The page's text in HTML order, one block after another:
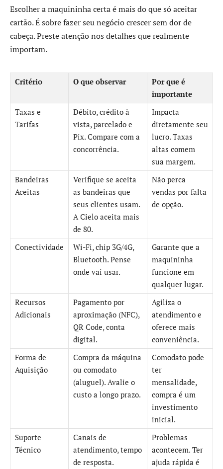
Escolher a maquininha certa é mais do que só aceitar
cartão. É sobre fazer seu negócio crescer sem dor de
cabeça. Preste atenção nos detalhes que realmente
importam.
Critério O que observar
Por que é
importante
Taxas e
Tarifas
Débito, crédito à
vista, parcelado e
Pix. Compare com a
concorrência.
Impacta
diretamente seu
lucro. Taxas
altas comem
sua margem.
Bandeiras
Aceitas
Verifique se aceita
as bandeiras que
seus clientes usam.
A Cielo aceita mais
de 80.
Não perca
vendas por falta
de opção.
Conectividade
Wi-Fi, chip 3G/4G,
Bluetooth. Pense
onde vai usar.
Garante que a
maquininha
funcione em
qualquer lugar.
Recursos
Adicionais
Pagamento por
aproximação (NFC),
QR Code, conta
digital.
Agiliza o
atendimento e
oferece mais
conveniência.
Forma de
Aquisição
Compra da máquina
ou comodato
(aluguel). Avalie o
custo a longo prazo.
Comodato pode
ter
mensalidade,
compra é um
investimento
inicial.
Suporte
Técnico
Canais de
atendimento, tempo
de resposta.
Problemas
acontecem. Ter
ajuda rápida é